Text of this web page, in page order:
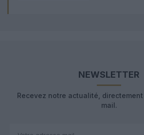
NEWSLETTER
Recevez notre actualité,
mail.